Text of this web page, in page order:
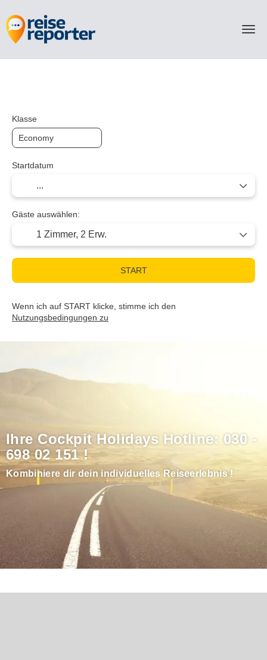
Ihre Cockpit Holidays Hotline: 030 -
698 02 151 !
Kombiniere dir dein individuelles Reiseerlebnis !
Klasse
Startdatum
Gäste auswählen:
1 Zimmer, 2 Erw.
START
Wenn ich auf START klicke, stimme ich den
Nutzungsbedingungen zu